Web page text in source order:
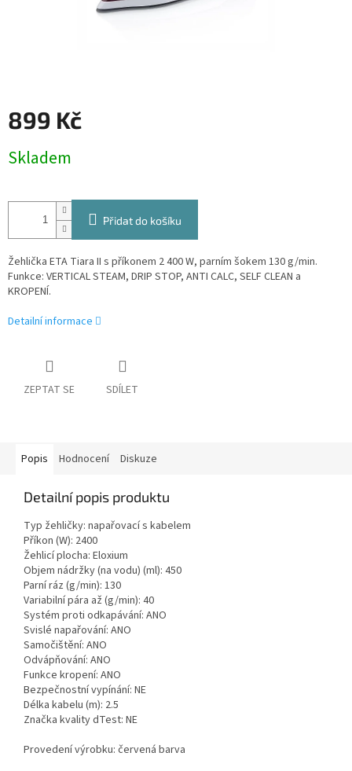
899 Kč
cena:
Skladem
Přidat do košíku
Žehlička ETA Tiara II s příkonem 2 400 W, parním šokem 130 g/min.
Funkce: VERTICAL STEAM, DRIP STOP, ANTI CALC, SELF CLEAN a
KROPENÍ.
Detailní informace
ZEPTAT SE SDÍLET
Popis Hodnocení Diskuze
Detailní popis produktu
Typ žehličky: napařovací s kabelem
Příkon (W): 2400
Žehlicí plocha: Eloxium
Objem nádržky (na vodu) (ml): 450
Parní ráz (g/min): 130
Variabilní pára až (g/min): 40
Systém proti odkapávání: ANO
Svislé napařování: ANO
Samočištění: ANO
Odvápňování: ANO
Funkce kropení: ANO
Bezpečnostní vypínání: NE
Délka kabelu (m): 2.5
Značka kvality dTest: NE
Provedení výrobku: červená barva